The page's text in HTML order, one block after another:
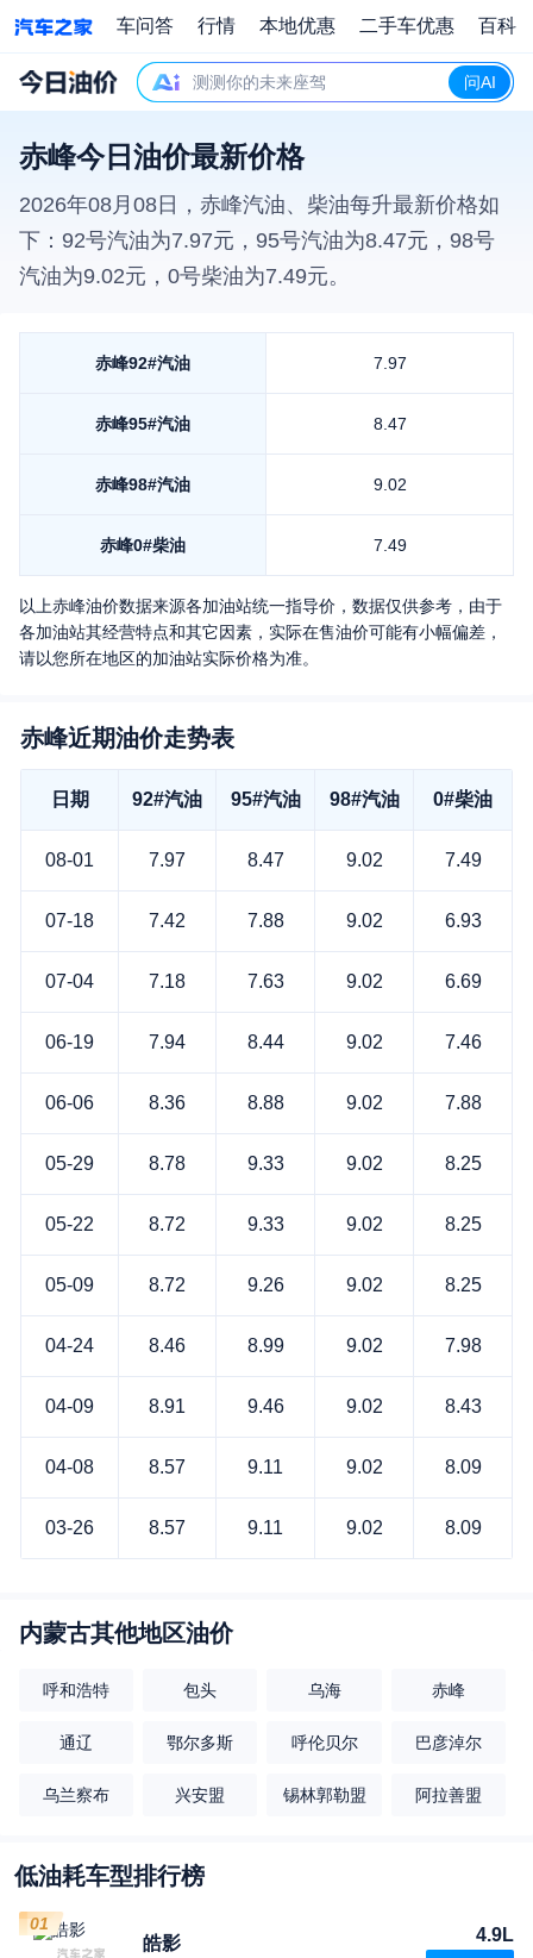
车问答 行情 本地优惠 二手车优惠 百科
测测你的未来座驾 问AI
赤峰今日油价最新价格
2026年08月08日 ， 赤峰汽油、柴油每升最新价格如
下：92号汽油为7.97元，95号汽油为8.47元，98号
汽油为9.02元，0号柴油为7.49元。
赤峰92#汽油 7.97
赤峰95#汽油 8.47
赤峰98#汽油 9.02
赤峰0#柴油 7.49
以上赤峰油价数据来源各加油站统一指导价，数据仅供参考，由于
各加油站其经营特点和其它因素，实际在售油价可能有小幅偏差，
请以您所在地区的加油站实际价格为准。
赤峰近期油价走势表
日期 92#汽油 95#汽油 98#汽油 0#柴油
08-01 7.97 8.47 9.02 7.49
07-18 7.42 7.88 9.02 6.93
07-04 7.18 7.63 9.02 6.69
06-19 7.94 8.44 9.02 7.46
06-06 8.36 8.88 9.02 7.88
05-29 8.78 9.33 9.02 8.25
05-22 8.72 9.33 9.02 8.25
05-09 8.72 9.26 9.02 8.25
04-24 8.46 8.99 9.02 7.98
04-09 8.91 9.46 9.02 8.43
04-08 8.57 9.11 9.02 8.09
03-26 8.57 9.11 9.02 8.09
内蒙古其他地区油价
呼和浩特 包头 乌海 赤峰
通辽 鄂尔多斯 呼伦贝尔 巴彦淖尔
乌兰察布 兴安盟 锡林郭勒盟 阿拉善盟
低油耗车型排行榜
皓影 4.9L
01